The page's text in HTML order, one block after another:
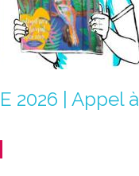
2026 | Appel à